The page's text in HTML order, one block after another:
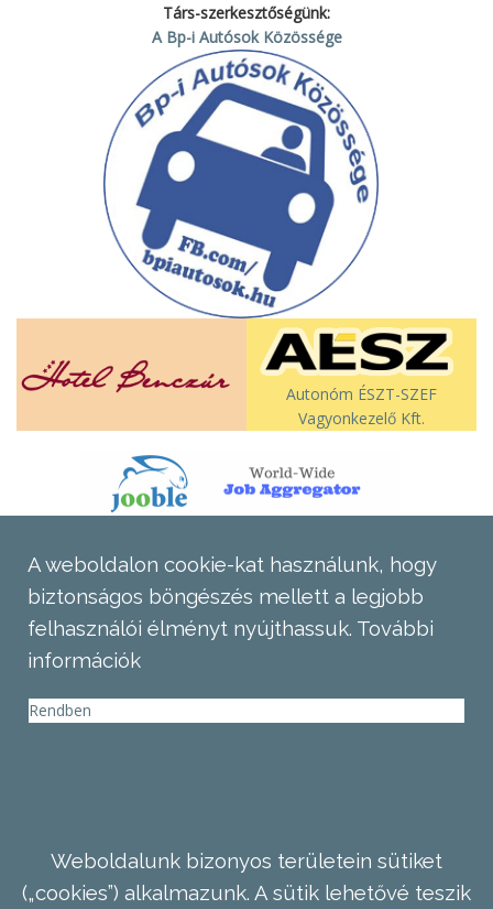
Társ-szerkesztőségünk:
A Bp-i Autósok Közössége
Autonóm ÉSZT-SZEF
Vagyonkezelő Kft.
A weboldalon cookie-kat használunk, hogy
biztonságos böngészés mellett a legjobb
felhasználói élményt nyújthassuk. További
információk
Rendben
Weboldalunk bizonyos területein sütiket
(„cookies”) alkalmazunk. A sütik lehetővé teszik